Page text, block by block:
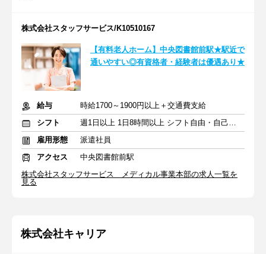
株式会社スタッフサービス/K10510167
【有料老人ホーム】中央図書館前駅★駅近で
通いやすい◎有資格者・経験者は優遇あり★
給与
時給1700～1900円以上＋交通費支給
シフト
週1日以上 1日8時間以上 シフト自由・自己申告
雇用形態
派遣社員
アクセス
中央図書館前駅
株式会社スタッフサービス メディカル事業本部の求人一覧を
見る
株式会社キャリア